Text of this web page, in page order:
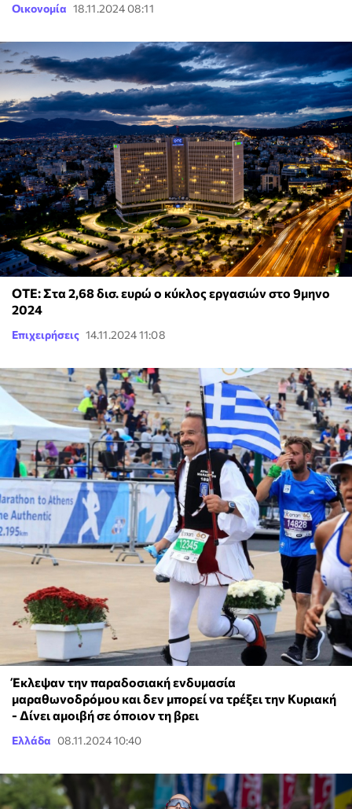
Οικονομία 18.11.2024 08:11
ΟΤΕ: Στα 2,68 δισ. ευρώ ο κύκλος εργασιών στο 9μηνο
2024
Επιχειρήσεις 14.11.2024 11:08
Έκλεψαν την παραδοσιακή ενδυμασία
μαραθωνοδρόμου και δεν μπορεί να τρέξει την Κυριακή
- Δίνει αμοιβή σε όποιον τη βρει
Ελλάδα 08.11.2024 10:40